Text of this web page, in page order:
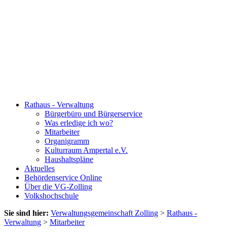
Rathaus - Verwaltung
Bürgerbüro und Bürgerservice
Was erledige ich wo?
Mitarbeiter
Organigramm
Kulturraum Ampertal e.V.
Haushaltspläne
Aktuelles
Behördenservice Online
Über die VG-Zolling
Volkshochschule
Sie sind hier: Verwaltungsgemeinschaft Zolling > Rathaus -
Verwaltung > Mitarbeiter